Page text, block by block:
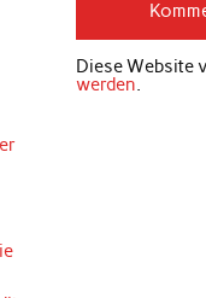
Diese Website
werden.